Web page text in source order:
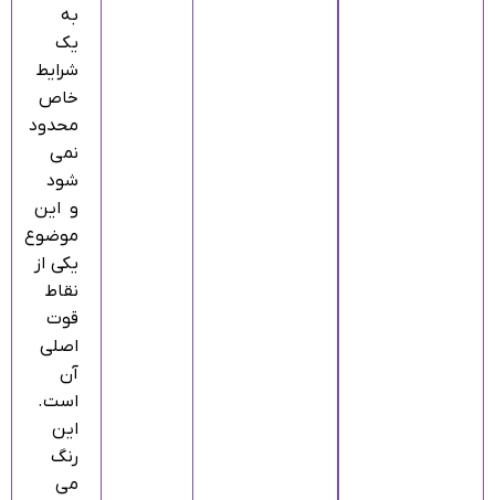
به
یک
شرایط
خاص
محدود
نمی‌
شود
و این
موضوع
یکی از
نقاط
قوت
اصلی
آن
است.
این
رنگ
می‌